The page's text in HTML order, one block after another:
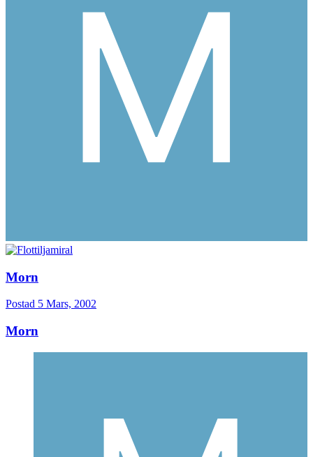
Morn
Postad 5 Mars, 2002
Morn